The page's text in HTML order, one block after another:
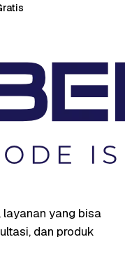
yang bisa
dan produk